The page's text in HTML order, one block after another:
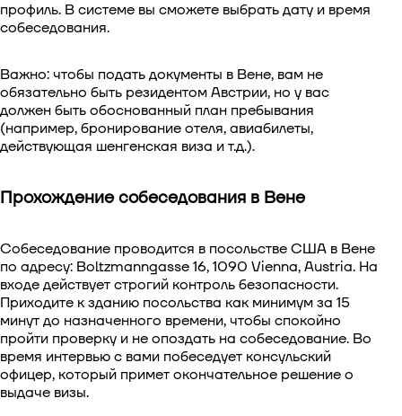
профиль. В системе вы сможете выбрать дату и время
собеседования.
Важно: чтобы подать документы в Вене, вам не
обязательно быть резидентом Австрии, но у вас
должен быть обоснованный план пребывания
(например, бронирование отеля, авиабилеты,
действующая шенгенская виза и т.д.).
Прохождение собеседования в Вене
Собеседование проводится в посольстве США в Вене
по адресу: Boltzmanngasse 16, 1090 Vienna, Austria. На
входе действует строгий контроль безопасности.
Приходите к зданию посольства как минимум за 15
минут до назначенного времени, чтобы спокойно
пройти проверку и не опоздать на собеседование. Во
время интервью с вами побеседует консульский
офицер, который примет окончательное решение о
выдаче визы.